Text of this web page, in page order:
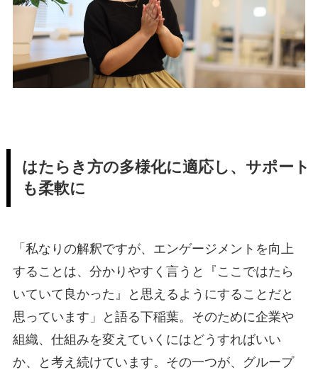
はたらき方の多様化に適応し、サポート
も柔軟に
「私なりの解釈ですが、エンゲージメントを向上
することは、分かりやすく言うと『ここではたら
いていて良かった』と思えるようにすることだと
思っています」と語る下稲葉。そのために企業や
組織、仕組みを変えていくにはどうすればいい
か、と考え続けています。その一つが、グループ